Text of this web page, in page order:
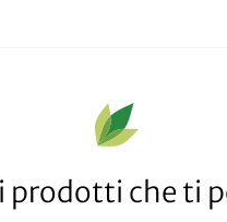
che ti